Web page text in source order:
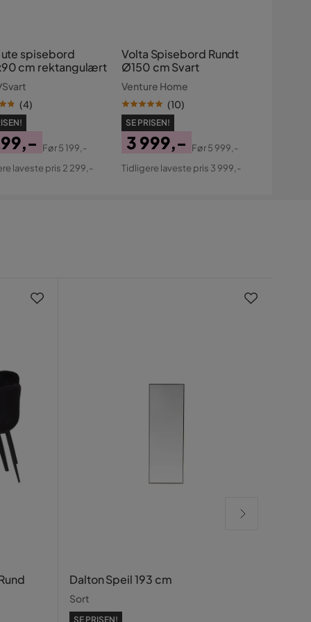
ute spisebord
cm rektangulært
(4)
Før5 199,-
laveste pris 2 299,-
Volta Spisebord Rundt
Ø150 cm Svart
Venture Home
(10)
SE PRISEN!
Pris
3 999,-
Original
Før5 999,-
Tidligere laveste pris 3 999,-
Dalton Speil 193 cm
Sort
SE PRISEN!